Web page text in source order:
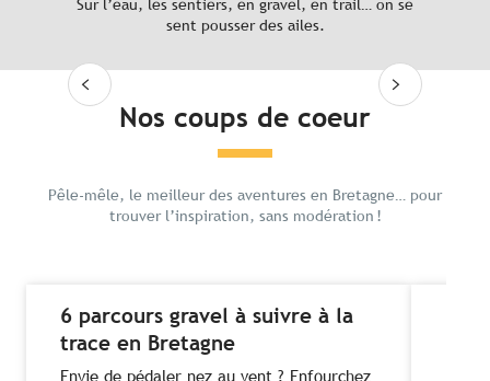
Sur l’eau, les sentiers, en gravel, en trail… on se
sent pousser des ailes.
Lire la suite
Nos coups de coeur
Pêle-mêle, le meilleur des aventures en Bretagne… pour
trouver l’inspiration, sans modération !
6 parcours gravel à suivre à la
trace en Bretagne
Envie de pédaler nez au vent ? Enfourchez